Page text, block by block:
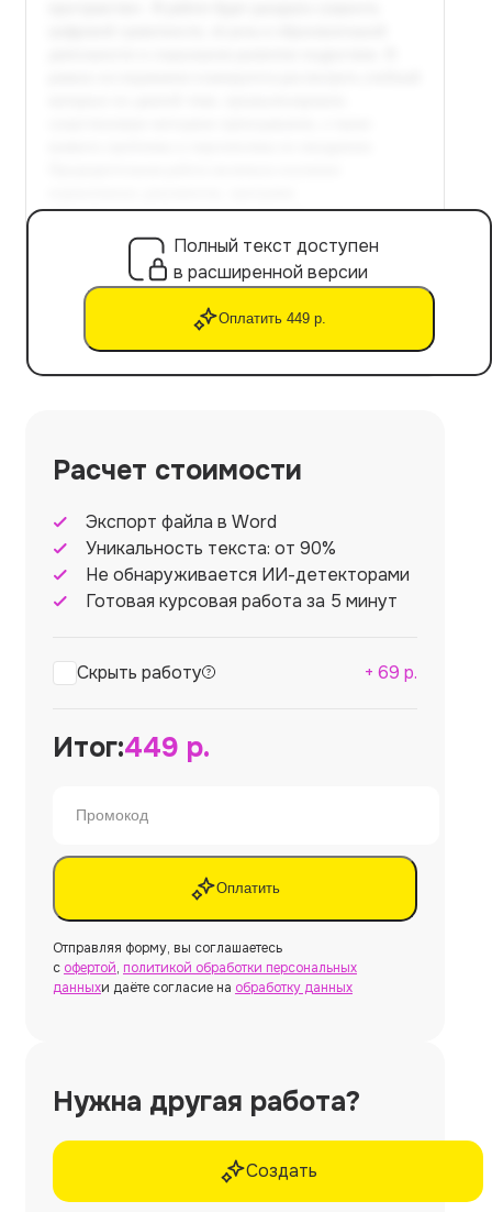
Полный текст доступен
в расширенной версии
Оплатить 449 р.
Расчет стоимости
Экспорт файла в Word
Уникальность текста: от 90%
Не обнаруживается ИИ-детекторами
Готовая курсовая работа за 5 минут
Скрыть работу + 69 р.
Итог:449 р.
Оплатить
Отправляя форму, вы соглашаетесь
с офертой, политикой обработки персональных
данныхи даёте согласие на обработку данных
Нужна другая работа?
Создать